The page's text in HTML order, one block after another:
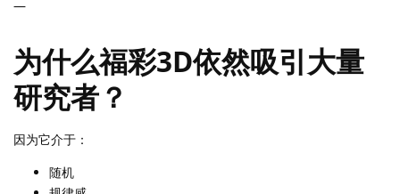
—
为什么福彩3D依然吸引大量
研究者？
因为它介于：
随机